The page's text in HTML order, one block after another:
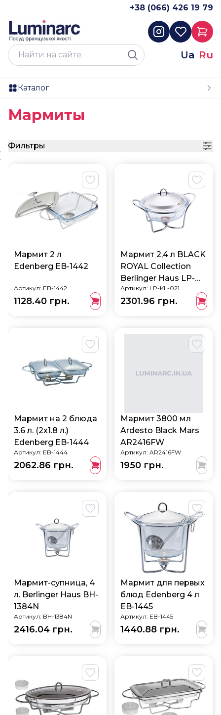
+38 (066) 426 19 79
Ua Ru
Каталог
Мармиты
Фильтры
Мармит 2 л
Edenberg EB-1442
Артикул: EB-1442
1128.40 грн.
Мармит 2,4 л BLACK
ROYAL Collection
Berlinger Haus LP-
KL-021
Артикул: LP-KL-021
2301.96 грн.
Мармит на 2 блюда
3.6 л. (2x1.8 л.)
Edenberg EB-1444
Артикул: EB-1444
2062.86 грн.
Мармит 3800 мл
Ardesto Black Mars
AR2416FW
Артикул: AR2416FW
1950 грн.
Мармит-супница, 4
л. Berlinger Haus BH-
1384N
Артикул: BH-1384N
2416.04 грн.
Мармит для первых
блюд Edenberg 4 л
EB-1445
Артикул: EB-1445
1440.88 грн.